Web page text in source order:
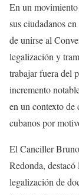
En un
sus ciudadanos
de unirse al
legalización y
trabajar fuera del
incremento
en un contexto
cubanos por
El Canciller
Redonda,
legalización de